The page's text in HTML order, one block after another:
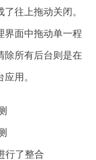
往上拖动关闭。
界面中拖动单一程
除所有后台则是在
用。
行了整合